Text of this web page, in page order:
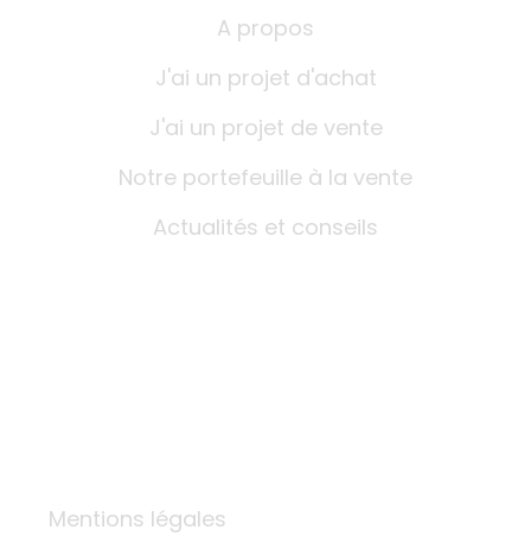
A propos
J'ai un projet d'achat
J'ai un projet de vente
Notre portefeuille à la vente
Actualités et conseils
Mentions légales